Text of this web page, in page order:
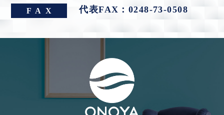
FA X 代表FAX：0248-73-0508